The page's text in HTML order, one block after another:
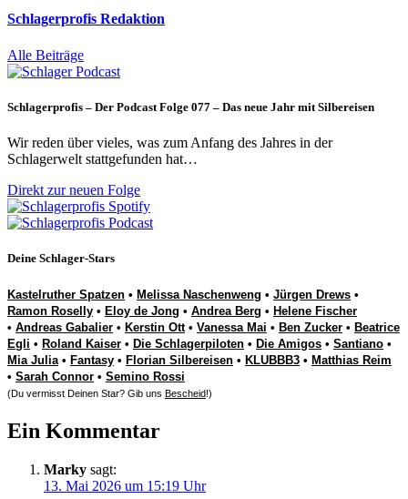
Schlagerprofis Redaktion
Alle Beiträge
Schlagerprofis – Der Podcast Folge 077 – Das neue Jahr mit Silbereisen
Wir reden über vieles, was zum Anfang des Jahres in der
Schlagerwelt stattgefunden hat…
Direkt zur neuen Folge
Deine Schlager-Stars
Kastelruther Spatzen • Melissa Naschenweng • Jürgen Drews •
Ramon Roselly • Eloy de Jong • Andrea Berg • Helene Fischer
• Andreas Gabalier • Kerstin Ott• Vanessa Mai • Ben Zucker • Beatrice
Egli • Roland Kaiser • Die Schlagerpiloten • Die Amigos • Santiano •
Mia Julia• Fantasy • Florian Silbereisen • KLUBBB3 • Matthias Reim
• Sarah Connor • Semino Rossi
(Du vermisst Deinen Star? Gib uns Bescheid!)
Ein Kommentar
Marky sagt:
13. Mai 2026 um 15:19 Uhr